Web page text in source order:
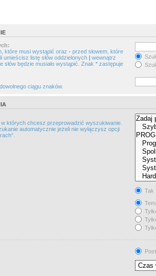
które musi wystąpić oraz - przed słowem, które
umieścisz listę słów oddzielonych | wewnątrz
słów będzie musiało wystąpić. Znak * zastępuje
ciągu znaków.
których chcesz przeprowadzić wyszukiwanie.
automatycznie jeżeli nie wyłączysz opcji
Tak